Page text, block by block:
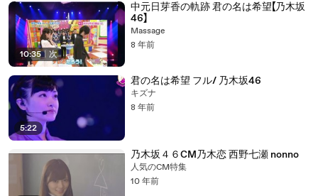
10:35 | 次
中元日芽香の軌跡 君の名は希望【乃木坂
46】
Massage
8 年前
5:22
君の名は希望 フル/ 乃木坂46
キズナ
8 年前
乃木坂４６CM乃木恋 西野七瀬 nonno
人気のCM特集
10 年前